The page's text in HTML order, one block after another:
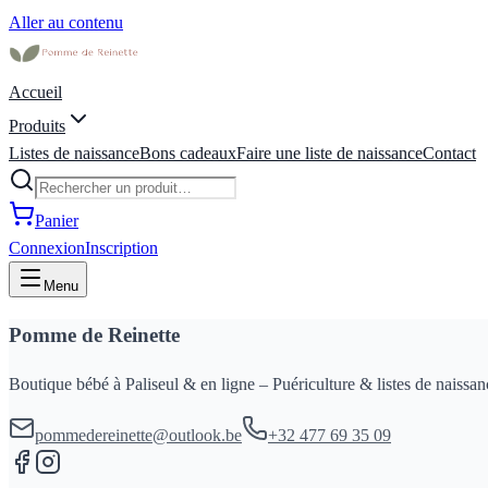
Aller au contenu
Accueil
Produits
Listes de naissanceBons cadeauxFaire une liste de naissanceContact
Panier
ConnexionInscription
Menu
Pomme de Reinette
Boutique bébé à Paliseul & en ligne – Puériculture & listes de
pommedereinette@outlook.be +32 477 69 35 09